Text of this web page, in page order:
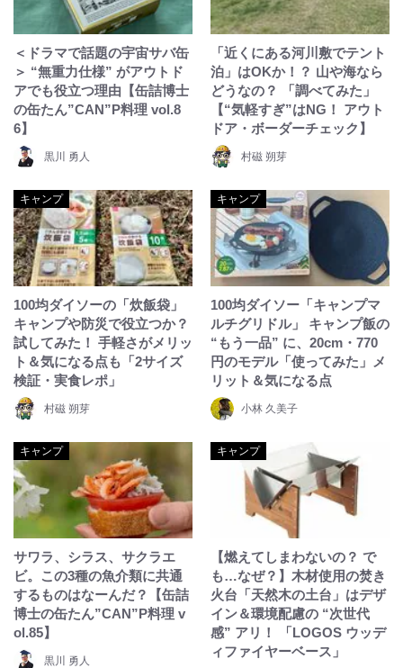
＜ドラマで話題の宇宙サバ缶
＞ “無重力仕様” がアウトド
アでも役立つ理由【缶詰博士
の缶たん”CAN”P料理 vol.8
6】
黒川 勇人
「近くにある河川敷でテント
泊」はOKか！？ 山や海なら
どうなの？ 「調べてみた」
【“気軽すぎ”はNG！ アウト
ドア・ボーダーチェック】
村磁 朔芽
キャンプ
100均ダイソーの「炊飯袋」
キャンプや防災で役立つか？
試してみた！ 手軽さがメリッ
ト＆気になる点も「2サイズ
検証・実食レポ」
村磁 朔芽
キャンプ
100均ダイソー「キャンプマ
ルチグリドル」 キャンプ飯の
“もう一品” に、20cm・770
円のモデル「使ってみた」メ
リット＆気になる点
小林 久美子
キャンプ
サワラ、シラス、サクラエ
ビ。この3種の魚介類に共通
するものはなーんだ？【缶詰
博士の缶たん”CAN”P料理 v
ol.85】
黒川 勇人
キャンプ
【燃えてしまわないの？ で
も…なぜ？】木材使用の焚き
火台「天然木の土台」はデザ
イン＆環境配慮の “次世代
感” アリ！ 「LOGOS ウッデ
ィファイヤーベース」